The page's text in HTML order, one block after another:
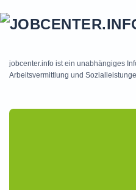
jobcenter.info ist ein unabhängiges
Arbeitsvermittlung und